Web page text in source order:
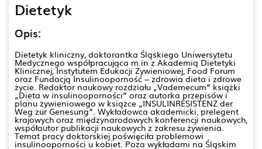
Dietetyk
Opis:
Dietetyk kliniczny, doktorantka Śląskiego Uniwersytetu
Medycznego współpracująca m.in z Akademią Dietetyki
Klinicznej, Instytutem Edukacji Żywieniowej, Food Forum
oraz Fundacją Insulinooporność – zdrowia dieta i zdrowe
życie. Redaktor naukowy rozdziału „Vademecum” książki
„Dieta w insulinooporności” oraz autorka przepisów i
planu żywieniowego w książce „INSULINRESISTENZ der
Weg zur Genesung”. Wykładowca akademicki, prelegent
krajowych oraz międzynarodowych konferencji naukowych,
współautor publikacji naukowych z zakresu żywienia.
Temat pracy doktorskiej poświęciła problemowi
insulinooporności u kobiet. Poza wykładami na Śląskim